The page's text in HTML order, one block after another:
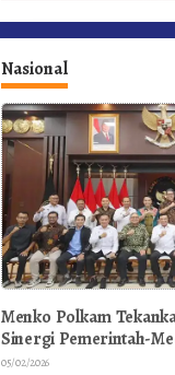
Nasional
Menko Polkam
Sinergi Pemerintah-
Jaga Stabilitas Bangsa
05/02/2026